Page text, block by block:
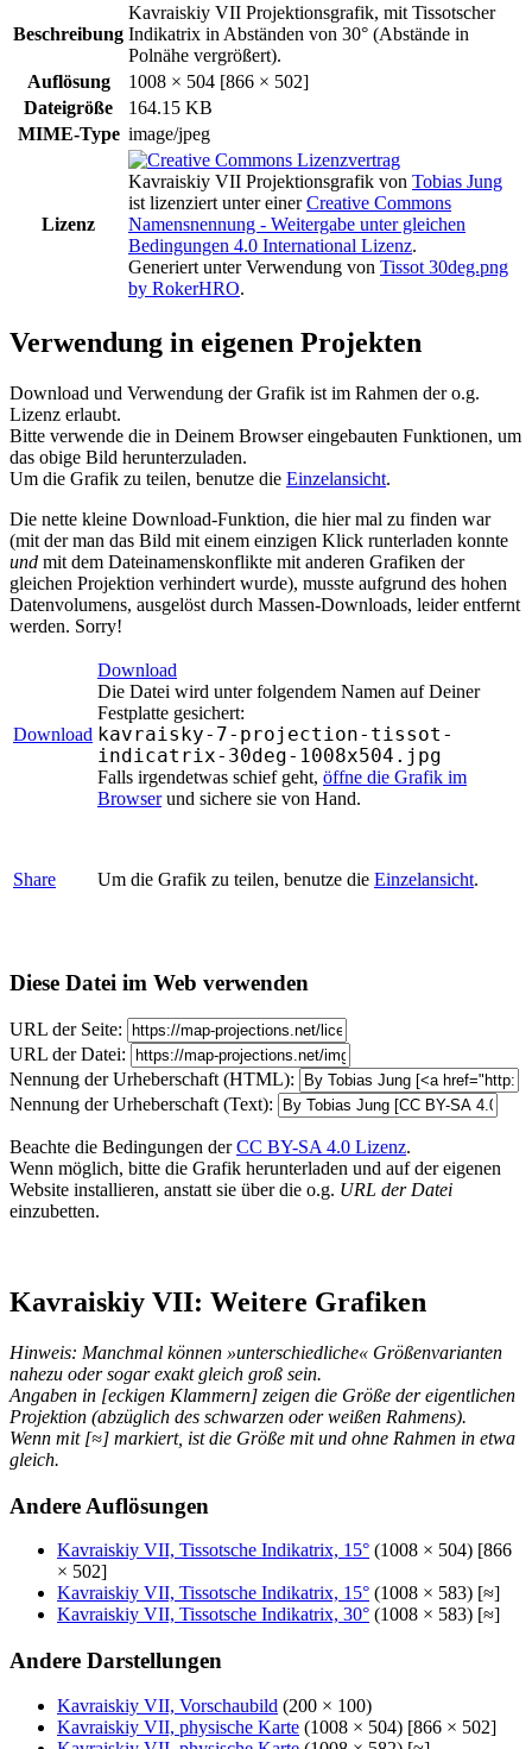
Beschreibung
Kavraiskiy VII Projektionsgrafik, mit Tissotscher
Indikatrix in Abständen von 30° (Abstände in
Polnähe vergrößert).
Auflösung
1008 × 504 [866 × 502]
Dateigröße
164.15 KB
MIME-Type image/jpeg
Lizenz
Kavraiskiy VII Projektionsgrafik von Tobias Jung
ist lizenziert unter einerCreative Commons
Namensnennung - Weitergabe unter gleichen
Bedingungen 4.0 International Lizenz.
Generiert unter Verwendung von Tissot 30deg.png
by RokerHRO.
Verwendung in eigenen Projekten
Download und Verwendung der Grafik ist im Rahmen der o.g.
Lizenz erlaubt.
Bitte verwende die in Deinem Browser eingebauten Funktionen, um
das obige Bild herunterzuladen.
Um die Grafik zu teilen, benutze die Einzelansicht.
Die nette kleine Download-Funktion, die hier mal zu finden war
(mit der man das Bild mit einem einzigen Klick runterladen konnte
und mit dem Dateinamenskonflikte mit anderen Grafiken der
gleichen Projektion verhindert wurde), musste aufgrund des hohen
Datenvolumens, ausgelöst durch Massen-Downloads, leider entfernt
werden. Sorry!
Download
Download
Die Datei wird unter folgendem Namen auf Deiner
Festplatte gesichert:
kavraisky-7-projection-tissot-
indicatrix-30deg-1008x504.jpg
Falls irgendetwas schief geht, öffne die Grafik im
Browserund sichere sie von Hand.
Share Um die Grafik zu teilen, benutze die Einzelansicht.
Diese Datei im Web verwenden
URL der Seite:
URL der Datei:
Nennung der Urheberschaft (HTML):
Nennung der Urheberschaft (Text):
Beachte die Bedingungen derCC BY-SA 4.0 Lizenz.
Wenn möglich, bitte die Grafik herunterladen und auf der eigenen
Website installieren, anstatt sie über die o.g. URL der Datei
einzubetten.
Kavraiskiy VII: Weitere Grafiken
Hinweis: Manchmal können »unterschiedliche« Größenvarianten
nahezu oder sogar exakt gleich groß sein.
Angaben in [eckigen Klammern] zeigen die Größe der eigentlichen
Projektion (abzüglich des schwarzen oder weißen Rahmens).
Wenn mit [≈] markiert, ist die Größe mit und ohne Rahmen in etwa
gleich.
Andere Auflösungen
Kavraiskiy VII, Tissotsche Indikatrix, 15° (1008 × 504) [866
× 502]
Kavraiskiy VII, Tissotsche Indikatrix, 15° (1008 × 583) [≈]
Kavraiskiy VII, Tissotsche Indikatrix, 30° (1008 × 583) [≈]
Andere Darstellungen
Kavraiskiy VII, Vorschaubild (200 × 100)
Kavraiskiy VII, physische Karte (1008 × 504) [866 × 502]